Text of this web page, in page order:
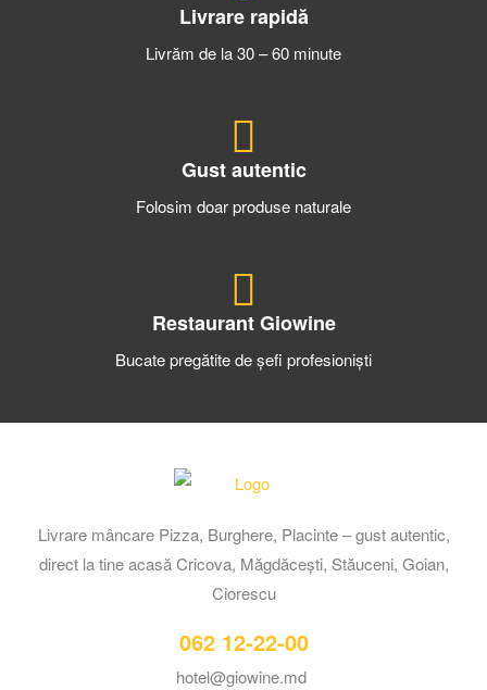
Livrare rapidă
Livrăm de la 30 – 60 minute
Gust autentic
Folosim doar produse naturale
Restaurant Giowine
Bucate pregătite de șefi profesioniști
Livrare mâncare Pizza, Burghere, Placinte – gust autentic,
direct la tine acasă Cricova, Măgdăcești, Stăuceni, Goian,
Ciorescu
062 12-22-00
hotel@giowine.md